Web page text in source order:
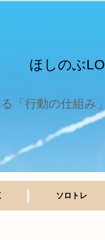
ほしのぶ
「行動の仕組み
ソロトレ